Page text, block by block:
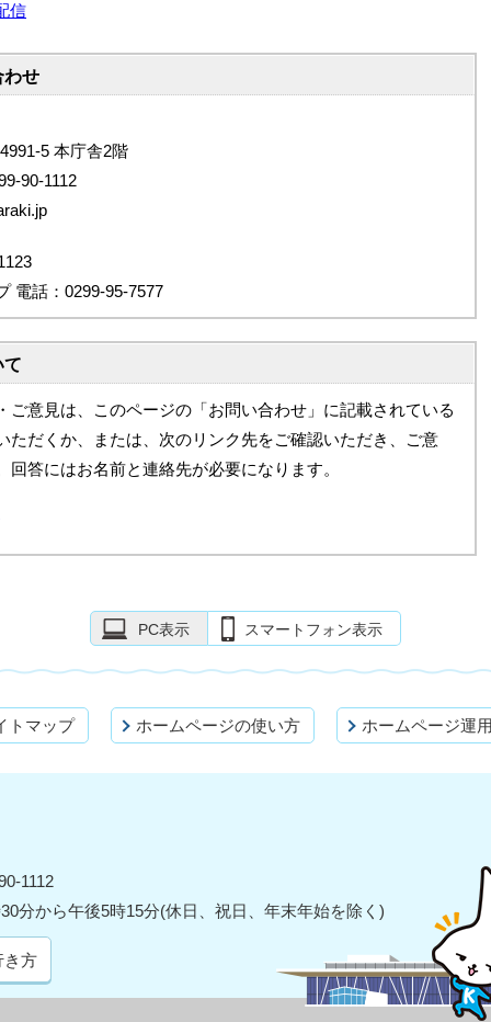
信
わせ
5 本庁舎2階
90-1112
電話：0299-95-7577
て
ご意見は、このページの「お問い合わせ」に記載されている
ただくか、または、次のリンク先をご確認いただき、ご意
回答にはお名前と連絡先が必要になります。
PC表示 スマートフォン表示
トマップ ホームページの使い方 ホームページ運
1112
分から午後5時15分(休日、祝日、年末年始を除く)
き方